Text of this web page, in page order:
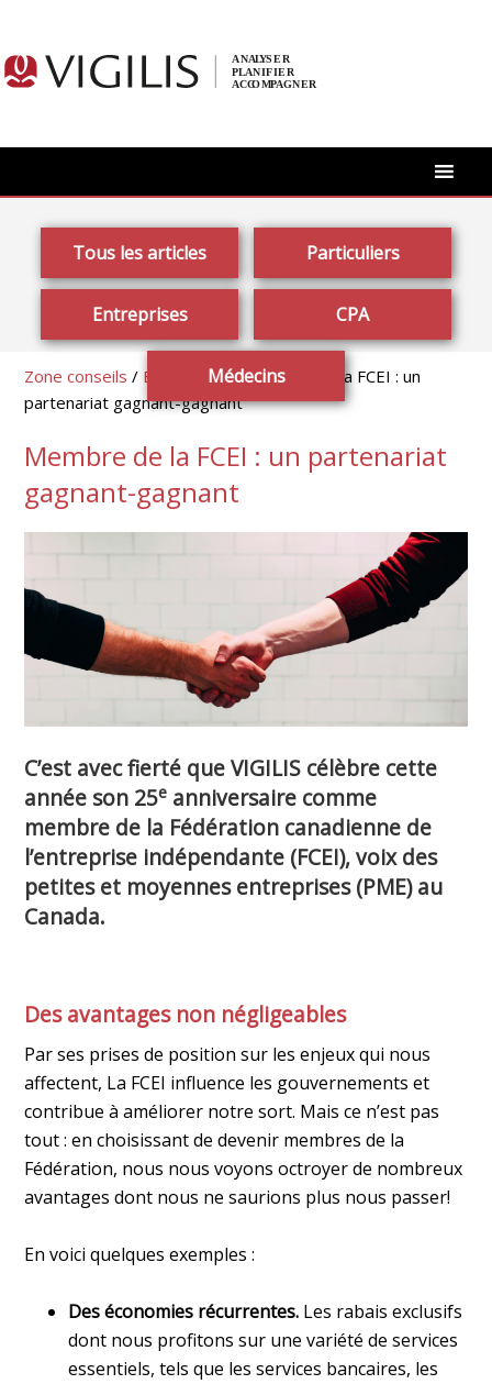
Tous les articles Particuliers
Entreprises CPA
Médecins
Zone conseils / Entreprises/ Membre de la FCEI : un
partenariat gagnant-gagnant
Membre de la FCEI : un partenariat
gagnant-gagnant
C’est avec fierté que VIGILIS célèbre cette
année son 25e anniversaire comme
membre de la Fédération canadienne de
l’entreprise indépendante (FCEI), voix des
petites et moyennes entreprises (PME) au
Canada.
Des avantages non négligeables
Par ses prises de position sur les enjeux qui nous
affectent, La FCEI influence les gouvernements et
contribue à améliorer notre sort. Mais ce n’est pas
tout : en choisissant de devenir membres de la
Fédération, nous nous voyons octroyer de nombreux
avantages dont nous ne saurions plus nous passer!
En voici quelques exemples :
Des économies récurrentes. Les rabais exclusifs
dont nous profitons sur une variété de services
essentiels, tels que les services bancaires, les